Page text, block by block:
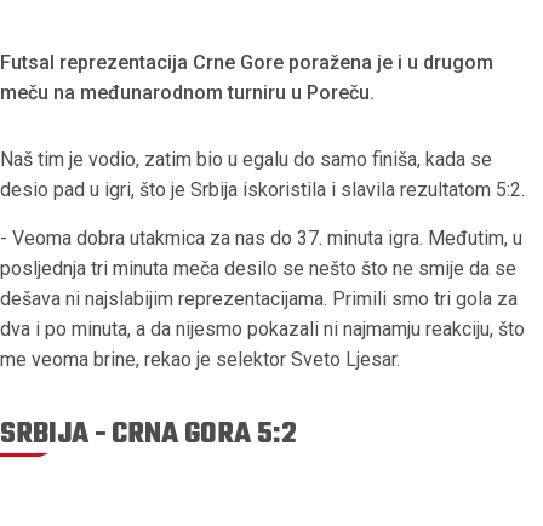
Futsal reprezentacija Crne Gore poražena je i u drugom
meču na međunarodnom turniru u Poreču.
Naš tim je vodio, zatim bio u egalu do samo finiša, kada se
desio pad u igri, što je Srbija iskoristila i slavila rezultatom 5:2.
- Veoma dobra utakmica za nas do 37. minuta igra. Međutim, u
posljednja tri minuta meča desilo se nešto što ne smije da se
dešava ni najslabijim reprezentacijama. Primili smo tri gola za
dva i po minuta, a da nijesmo pokazali ni najmamju reakciju, što
me veoma brine, rekao je selektor Sveto Ljesar.
SRBIJA - CRNA GORA 5:2